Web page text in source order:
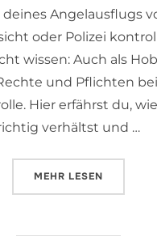
Angelausflugs
oder Polizei
wissen: Auch als
und Pflichten
Hier erfährst du,
verhältst und …
MEHR LESEN